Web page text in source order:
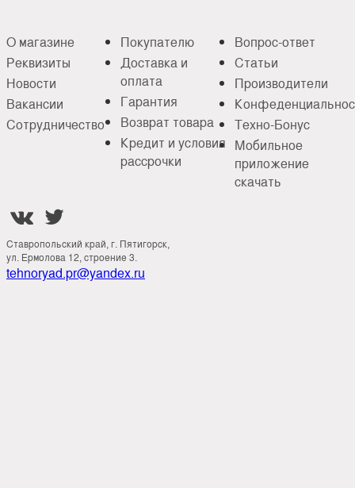
О магазине
Реквизиты
Новости
Вакансии
Сотрудничество
Покупателю
Доставка и
оплата
Гарантия
Возврат товара
Кредит и условия
рассрочки
Вопрос-ответ
Статьи
Производители
Техно-Бонус
Мобильное
приложение
скачать
 
Ставропольский край, г. Пятигорск,
ул. Ермолова 12, строение 3.
tehnoryad.pr@yandex.ru